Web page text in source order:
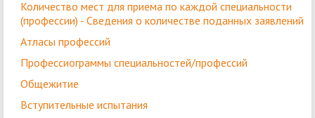
Количество мест для приема по каждой специальности
(профессии) - Сведения о количестве поданных заявлений
Атласы профессий
Профессиограммы специальностей/профессий
Общежитие
Вступительные испытания